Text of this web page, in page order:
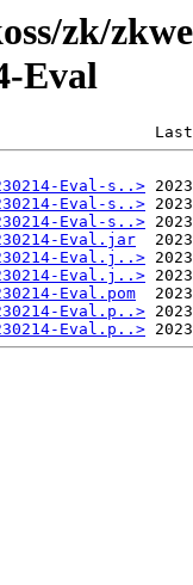
zk/
Eval
Last
Eval-s..>
Eval-s..>
Eval-s..>
Eval.jar
Eval.j..>
Eval.j..>
Eval.pom
Eval.p..>
Eval.p..>